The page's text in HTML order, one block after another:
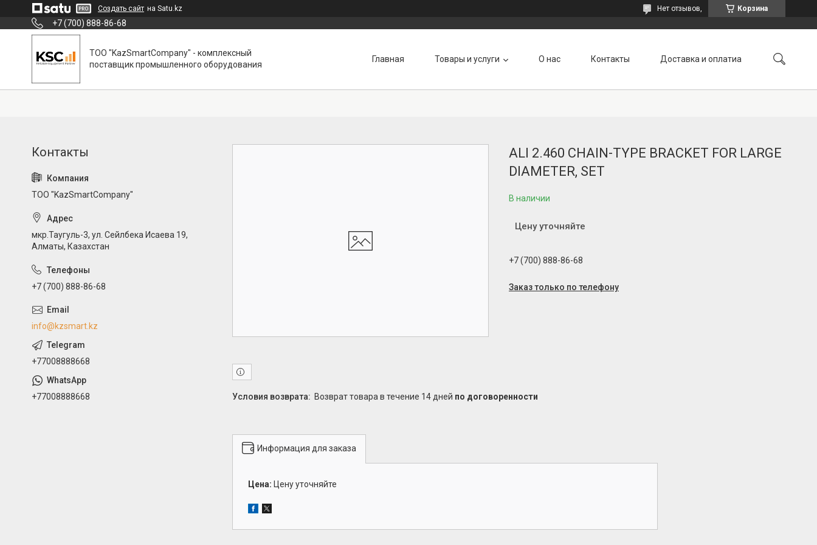
Создать сайт на Satu.kz Корзина
Нет отзывов,
+7 (700) 888-86-68
ТОО "KazSmartCompany" - комплексный
поставщик промышленного оборудования
Главная Товары и услуги О нас Контакты Доставка и оплатиа
ALI 2.460 CHAIN-TYPE BRACKET FOR LARGE
DIAMETER, SET
В наличии
Цену уточняйте
+7 (700) 888-86-68
Заказ только по телефону
возврат товара в течение 14 дней по договоренности
Информация для заказа
Цена: Цену уточняйте
ТОО "KazSmartCompany"
мкр.Таугуль-3, ул. Сейлбека Исаева 19,
Алматы, Казахстан
+7 (700) 888-86-68
info@kzsmart.kz
+77008888668
+77008888668